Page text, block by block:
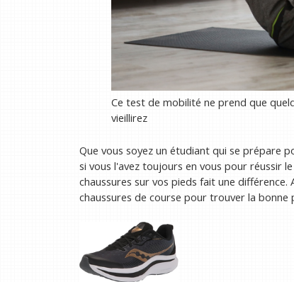
Ce test de mobilité ne prend que
vieillirez
Que vous soyez un étudiant qui se prépare
si vous l'avez toujours en vous pour réussir
chaussures sur vos pieds fait une
chaussures de course pour trouver la